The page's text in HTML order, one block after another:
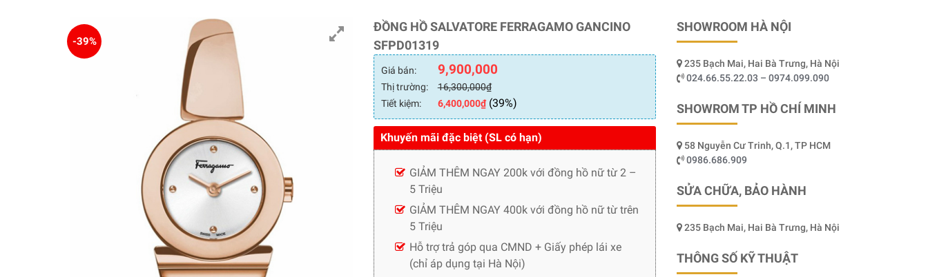
-39%
ĐỒNG HỒ SALVATORE FERRAGAMO GANCINO
SFPD01319
Giá bán: 9,900,000
Thị trường: 16,300,000₫
Tiết kiệm:
6,400,000₫(39%)
Khuyến mãi đặc biệt (SL có hạn)
GIẢM THÊM NGAY 200k với đồng hồ nữ từ 2 –
5 Triệu
GIẢM THÊM NGAY 400k với đồng hồ nữ từ trên
5 Triệu
Hỗ trợ trả góp qua CMND + Giấy phép lái xe
(chỉ áp dụng tại Hà Nội)
SHOWROOM HÀ NỘI
235 Bạch Mai, Hai Bà Trưng, Hà Nội
024.66.55.22.03 – 0974.099.090
SHOWROM TP HỒ CHÍ MINH
58 Nguyễn Cư Trinh, Q.1, TP HCM
0986.686.909
SỬA CHỮA, BẢO HÀNH
235 Bạch Mai, Hai Bà Trưng, Hà Nội
THÔNG SỐ KỸ THUẬT